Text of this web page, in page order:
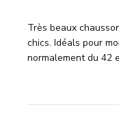
Très beaux
chics. Idéals pour
normalement du 42